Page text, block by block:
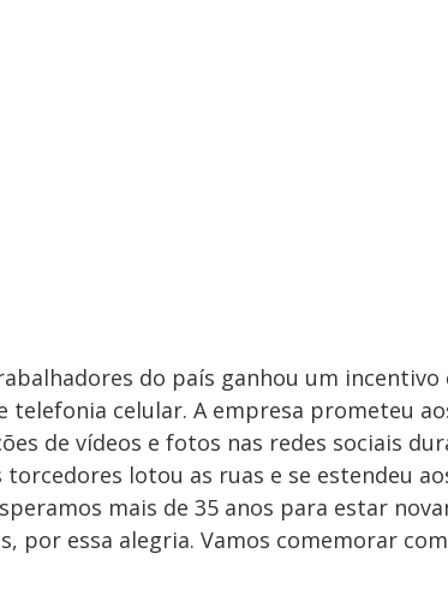
do país ganhou um
telefonia celular. A empresa prometeu
de vídeos e fotos nas redes sociais
torcedores lotou as ruas e se estendeu
mais de 35 anos para estar
por essa alegria. Vamos comemorar